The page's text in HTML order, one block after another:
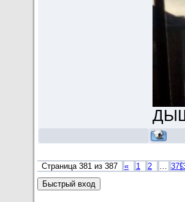
Страница 381 из 387 « 1 2 … 379